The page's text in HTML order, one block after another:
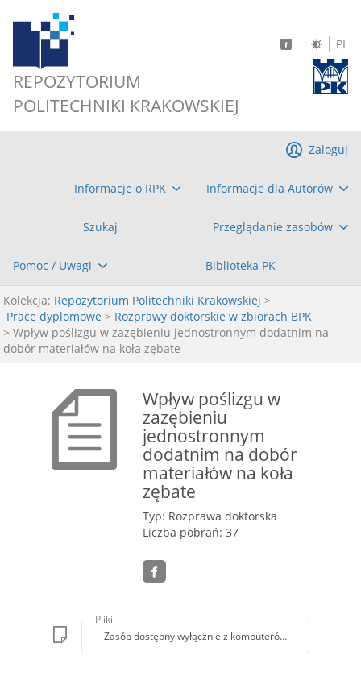
REPOZYTORIUM
POLITECHNIKI KRAKOWSKIEJ
PL
Informacje o RPK Informacje dla Autorów
Szukaj Przeglądanie zasobów
Pomoc / Uwagi Biblioteka PK
Zaloguj
Kolekcja: Repozytorium Politechniki Krakowskiej >
Prace dyplomowe > Rozprawy doktorskie w zbiorach BPK
> Wpływ poślizgu w zazębieniu jednostronnym dodatnim na
dobór materiałów na koła zębate
Wpływ poślizgu w
zazębieniu
jednostronnym
dodatnim na dobór
materiałów na koła
zębate
Typ: Rozprawa doktorska
Liczba pobrań: 37
Pliki
Zasób dostępny wyłącznie z komputerów Biblioteki PK